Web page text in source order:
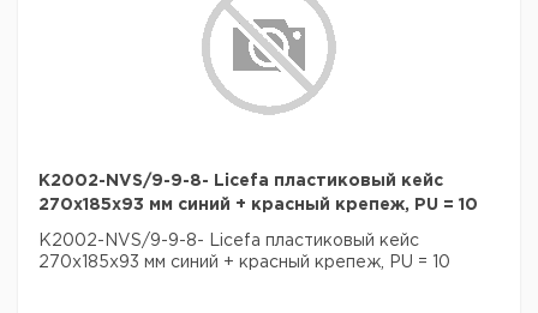
K2002-NVS/9-9-8- Licefa пластиковый кейс
270x185x93 мм синий + красный крепеж, PU = 10
K2002-NVS/9-9-8- Licefa пластиковый кейс
270x185x93 мм синий + красный крепеж, PU = 10